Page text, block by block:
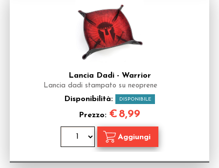
Lancia Dadi - Warrior
Lancia dadi stampato su neoprene
Disponibilità: DISPONIBILE
Prezzo: € 8,99